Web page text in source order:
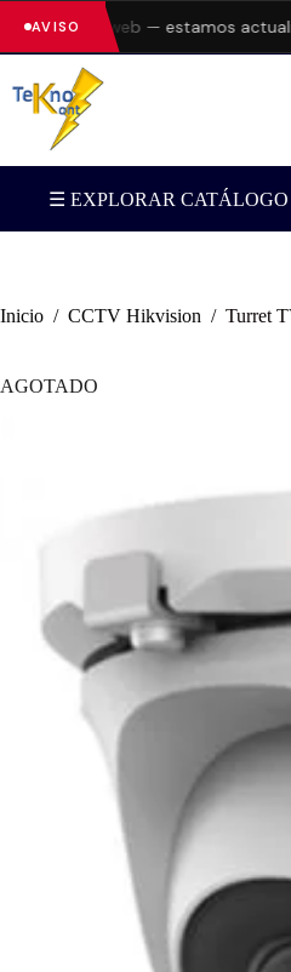
AVISO
en la web — estamos
☰ EXPLORAR CATÁLOGO
Inicio / CCTV Hikvision / Turret
AGOTADO